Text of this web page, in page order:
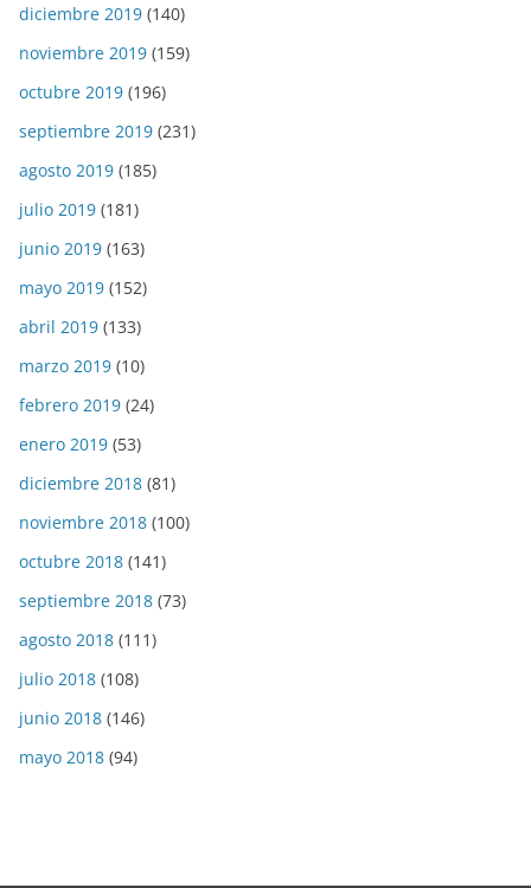
diciembre 2019 (140)
noviembre 2019 (159)
octubre 2019 (196)
septiembre 2019 (231)
agosto 2019 (185)
julio 2019 (181)
junio 2019 (163)
mayo 2019 (152)
abril 2019 (133)
marzo 2019 (10)
febrero 2019 (24)
enero 2019 (53)
diciembre 2018 (81)
noviembre 2018 (100)
octubre 2018 (141)
septiembre 2018 (73)
agosto 2018 (111)
julio 2018 (108)
junio 2018 (146)
mayo 2018 (94)